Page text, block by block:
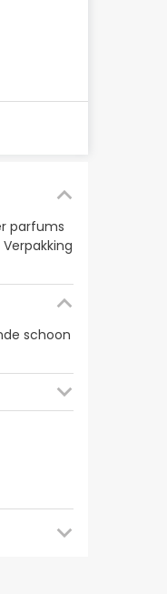
parfums
schoon